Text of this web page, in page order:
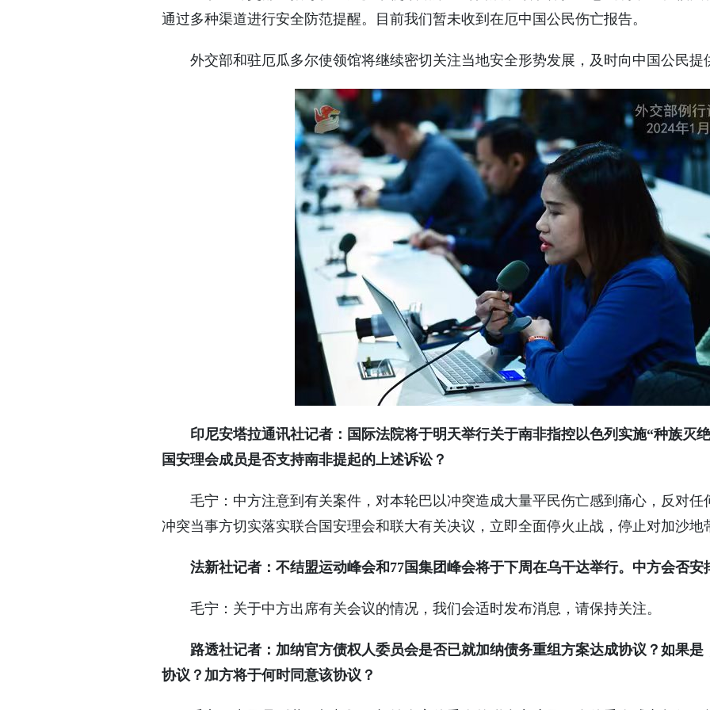
通过多种渠道进行安全防范提醒。目前我们暂未收到在厄中国公民伤亡报告。
外交部和驻厄瓜多尔使领馆将继续密切关注当地安全形势发展，及时向中国公民提
印尼安塔拉通讯社记者：国际法院将于明天举行关于南非指控以色列实施“种族灭
国安理会成员是否支持南非提起的上述诉讼？
毛宁：中方注意到有关案件，对本轮巴以冲突造成大量平民伤亡感到痛心，反对
冲突当事方切实落实联合国安理会和联大有关决议，立即全面停火止战，停止对加沙地
法新社记者：不结盟运动峰会和77国集团峰会将于下周在乌干达举行。中方会否
毛宁：关于中方出席有关会议的情况，我们会适时发布消息，请保持关注。
路透社记者：加纳官方债权人委员会是否已就加纳债务重组方案达成协议？如果
协议？加方将于何时同意该协议？